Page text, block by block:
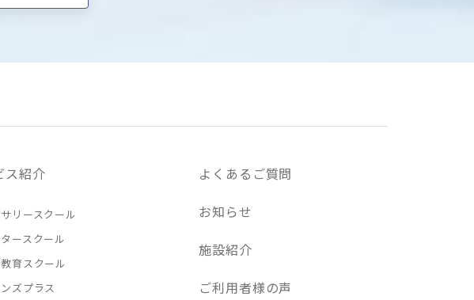
ス紹介
リースクール
ースクール
育スクール
ズプラス
よくあるご質問
お知らせ
施設紹介
ご利用者様の声